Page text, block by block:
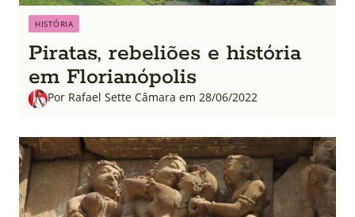
HISTÓRIA
Piratas, rebeliões e história
em Florianópolis
Por Rafael Sette Câmara em 28/06/2022